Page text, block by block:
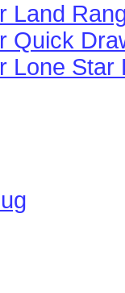
Land
Quick
Lone Star